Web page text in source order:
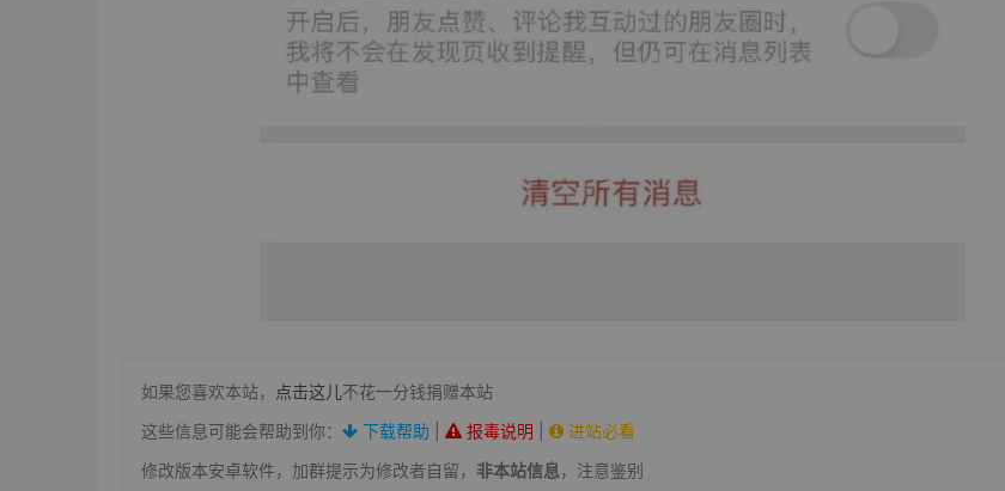
如果您喜欢本站， 点击这儿不花一分钱捐赠本站
这些信息可能会帮助到你：
下载帮助 报毒说明
进站必看
修改版本安卓软件，加群提示为修改者自留， 非本站信息，注意鉴别